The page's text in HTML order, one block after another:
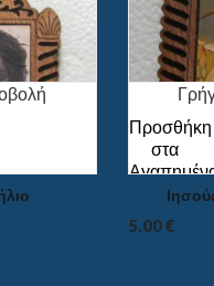
Προσθήκη
στα
5.00€